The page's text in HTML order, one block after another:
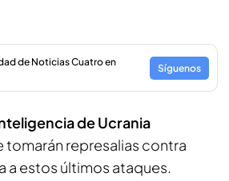
de Noticias Cuatro en
Síguenos
de Ucrania
tomarán represalias contra
a estos últimos ataques.